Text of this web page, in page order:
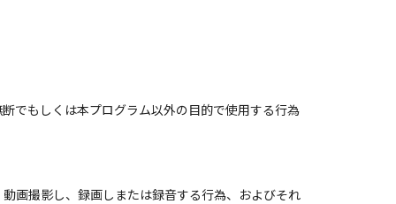
でもしくは本プログラム以外の目的で使用する行為
画撮影し、録画しまたは録音する行為、およびそれ